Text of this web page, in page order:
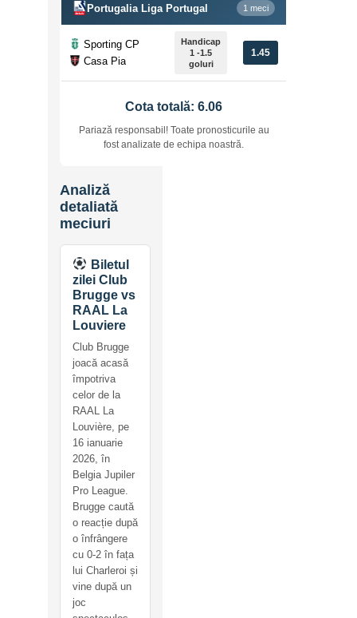
Portugalia Liga Portugal 1 meci
Sporting CP
Casa Pia
Handicap
1 -1.5
goluri
1.45
Cota totală: 6.06
Pariază responsabil! Toate pronosticurile au
fost analizate de echipa noastră.
Analiză
detaliată
meciuri
Biletul
zilei Club
Brugge vs
RAAL La
Louviere
Club Brugge
joacă acasă
împotriva
celor de la
RAAL La
Louvière, pe
16 ianuarie
2026, în
Belgia Jupiler
Pro League.
Brugge caută
o reacție după
o înfrângere
cu 0-2 în fața
lui Charleroi și
vine după un
joc